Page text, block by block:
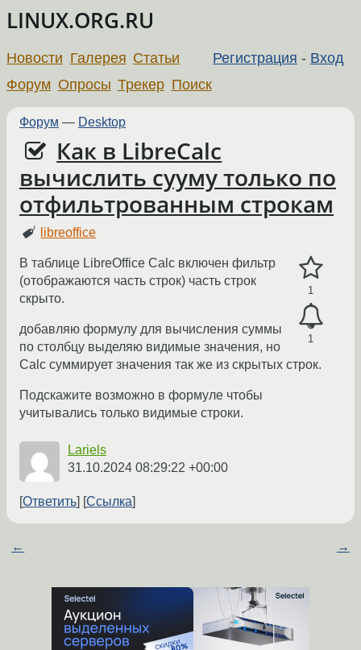
LINUX.ORG.RU
Регистрация - Вход
Новости Галерея Статьи
Форум Опросы Трекер Поиск
Форум — Desktop
Как в LibreCalc
вычислить сууму только по
отфильтрованным строкам
libreoffice
1
1
В таблице LibreOffice Calc включен фильтр
(отображаются часть строк) часть строк
скрыто.
добавляю формулу для вычисления суммы
по столбцу выделяю видимые значения, но
Calc суммирует значения так же из скрытых строк.
Подскажите возможно в формуле чтобы
учитывались только видимые строки.
Lariels
31.10.2024 08:29:22 +00:00
Ответить Ссылка
← →